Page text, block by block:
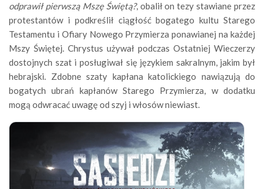
odprawił pierwszą Mszę Świętą?, obalił on tezy stawiane przez
protestantów i podkreślił ciągłość bogatego kultu Starego
Testamentu i Ofiary Nowego Przymierza ponawianej na każdej
Mszy Świętej. Chrystus używał podczas Ostatniej Wieczerzy
dostojnych szat i posługiwał się językiem sakralnym, jakim był
hebrajski. Zdobne szaty kapłana katolickiego nawiązują do
bogatych ubrań kapłanów Starego Przymierza, w dodatku
mogą odwracać uwagę od szyj i włosów niewiast.